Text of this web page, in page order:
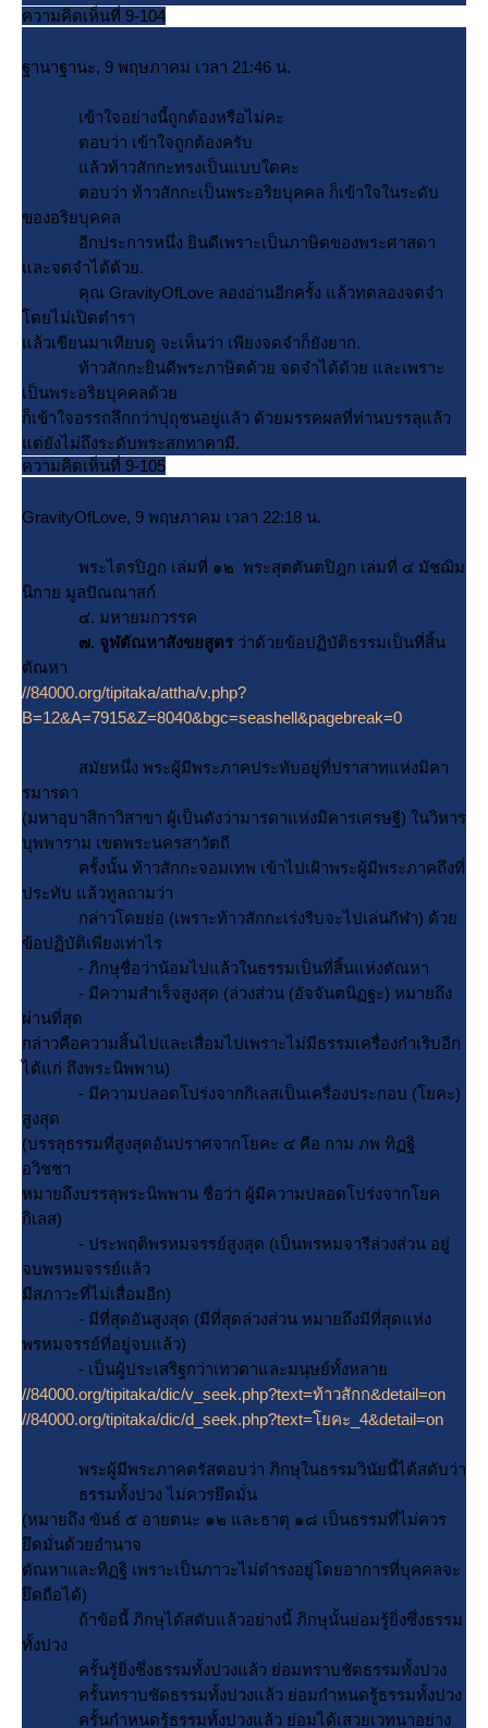
ความคิดเห็นที่ 9-104
ฐานาฐานะ, 9 พฤษภาคม เวลา 21:46 น.
เข้าใจอย่างนี้ถูกต้องหรือไม่คะ
ตอบว่า เข้าใจถูกต้องครับ
ล้วท้าวสักกะทรงเป็นแบบใดคะ
ตอบว่า ท้าวสักกะเป็นพระอริยบุคคล ก็เข้าใจในระดับ
ของอริยบุคคล
อีกประการหนึ่ง ยินดีเพราะเป็นภาษิตของพระศาสดา
ละจดจำได้ด้วย.
คุณ GravityOfLove ลองอ่านอีกครั้ง แล้วทดลองจดจำ
ดยไม่เปิดตำรา
ล้วเขียนมาเทียบดู จะเห็นว่า เพียงจดจำก็ยังยาก.
ท้าวสักกะยินดีพระภาษิตด้วย จดจำได้ด้วย และเพราะ
เป็นพระอริยบุคคลด้ว
ก็เข้าใจอรรถลึกกว่าปุถุชนอยู่แล้ว ด้วยมรรคผลที่ท่านบรรลุแล้ว
ต่ยังไม่ถึงระดับพระสกทาคามี.
ความคิดเห็นที่ 9-105
GravityOfLove, 9 พฤษภาคม เวลา 22:18 น.
พระไตรปิฎก เล่มที่ ๑๒ พระสุตตันตปิฎก เล่มที่ ๔ มัชฌิม
นิกาย มูลปัณณาสก์
๔. มหายมกวรรค
๗. จูฬตัณหาสังขยสูตร ว่าด้วยข้อปฏิบัติธรรมเป็นที่สิ้น
ตัณหา
//84000.org/tipitaka/attha/v.php?
B=12&A=7915&Z=8040&bgc=seashell&pagebreak=0
สมัยหนึ่ง พระผู้มีพระภาคประทับอยู่ที่ปราสาทแห่งมิคา
รมารดา
(มหาอุบาสิกาวิสาขา ผู้เป็นดังว่ามารดาแห่งมิคารเศรษฐี) ในวิหาร
บุพพาราม เขตพระนครสาวัตถี
ครั้งนั้น ท้าวสักกะจอมเทพ เข้าไปเฝ้าพระผู้มีพระภาคถึงที่
ประทับ แล้วทูลถามว่า
กล่าวโดยย่อ (เพราะท้าวสักกะเร่งรีบจะไปเล่นกีฬา) ด้ว
ข้อปฏิบัติเพียงเท่าไร
- ภิกษุชื่อว่าน้อมไปแล้วในธรรมเป็นที่สิ้นแห่งตัณหา
- มีความสำเร็จสูงสุด (ล่วงส่วน (อัจจันตนิฏฐะ) หมายถึง
ผ่านที่สุด
กล่าวคือความสิ้นไปและเสื่อมไปเพราะไม่มีธรรมเครื่องกำเริบอีก
ได้แก่ ถึงพระนิพพาน)
- มีความปลอดโปร่งจากกิเลสเป็นเครื่องประกอบ (โยคะ)
สูงสุด
(บรรลุธรรมที่สูงสุดอันปราศจากโยคะ ๔ คือ กาม ภพ ทิฏฐิ
อวิชชา
หมายถึงบรรลุพระนิพพาน ชื่อว่า ผู้มีความปลอดโปร่งจากโยค
กิเลส)
- ประพฤติพรหมจรรย์สูงสุด (เป็นพรหมจารีล่วงส่วน อยู่
จบพรหมจรรย์แล้ว
มีสภาวะที่ไม่เสื่อมอีก)
- มีที่สุดอันสูงสุด (มีที่สุดล่วงส่วน หมายถึงมีที่สุดแห่ง
พรหมจรรย์ที่อยู่จบแล้ว)
- เป็นผู้ประเสริฐกว่าเทวดาและมนุษย์ทั้งหลา
//84000.org/tipitaka/dic/v_seek.php?text=ท้าวสักก&detail=on
//84000.org/tipitaka/dic/d_seek.php?text=โยคะ_4&detail=on
พระผู้มีพระภาคตรัสตอบว่า ภิกษุในธรรมวินัยนี้ได้สดับว่า
ธรรมทั้งปวง ไม่ควรยึดมั่น
(หมายถึง ขันธ์ ๕ อายตนะ ๑๒ และธาตุ ๑๘ เป็นธรรมที่ไม่ควร
ึดมั่นด้วยอำนาจ
ตัณหาและทิฏฐิ เพราะเป็นภาวะไม่ดำรงอยู่โดยอาการที่บุคคลจะ
ึดถือได้)
ถ้าข้อนี้ ภิกษุได้สดับแล้วอย่างนี้ ภิกษุนั้นย่อมรู้ยิ่งซึ่งธรรม
ทั้งปวง
ครั้นรู้ยิ่งซึ่งธรรมทั้งปวงแล้ว ย่อมทราบชัดธรรมทั้งปวง
ครั้นทราบชัดธรรมทั้งปวงแล้ว ย่อมกำหนดรู้ธรรมทั้งปวง
ครั้นกำหนดรู้ธรรมทั้งปวงแล้ว ย่อมได้เสวยเวทนาอย่าง